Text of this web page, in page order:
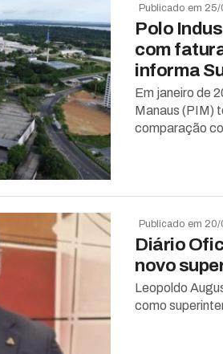
Publicado em
Polo
com
informa
Em janeiro de
Manaus (PIM)
comparação
Publicado em
Diário
novo
Leopoldo
como